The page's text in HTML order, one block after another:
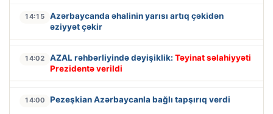
14:15
Azərbaycanda əhalinin yarısı artıq çəkidən
əziyyət çəkir
14:02 AZAL rəhbərliyində dəyişiklik: Təyinat səlahiyyəti
Prezidentə verildi
14:00 Pezeşkian Azərbaycanla bağlı tapşırıq verdi